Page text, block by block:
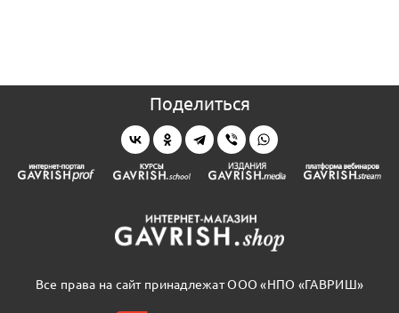
Поделиться
Все права на сайт принадлежат ООО «НПО «ГАВРИШ»